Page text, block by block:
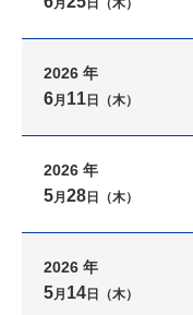
月 日（木）
2026 年
6月 11 日（木）
2026 年
5月 28 日（木）
2026 年
5月 14 日（木）